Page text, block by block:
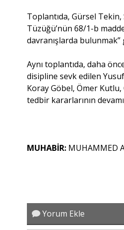
Toplantıda, Gürsel Tekin,
Tüzüğü’nün 68/1-b
davranışlarda bulunmak”
Aynı toplantıda, daha
disipline sevk edilen
Koray Göbel, Ömer
tedbir kararlarının
MUHABİR: MUHAMMED
Yorum Ekle